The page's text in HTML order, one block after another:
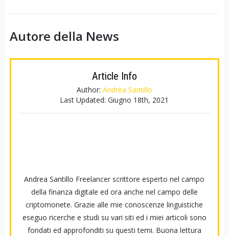
Autore della News
Article Info
Author: Andrea Santillo
Last Updated:Giugno 18th, 2021
Andrea Santillo Freelancer scrittore esperto nel campo
della finanza digitale ed ora anche nel campo delle
criptomonete. Grazie alle mie conoscenze linguistiche
eseguo ricerche e studi su vari siti ed i miei articoli sono
fondati ed approfonditi su questi temi. Buona lettura